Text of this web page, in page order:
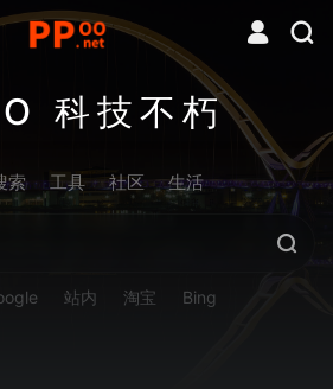
科技不朽
索 工具 社区 生活
站内 淘宝 Bing